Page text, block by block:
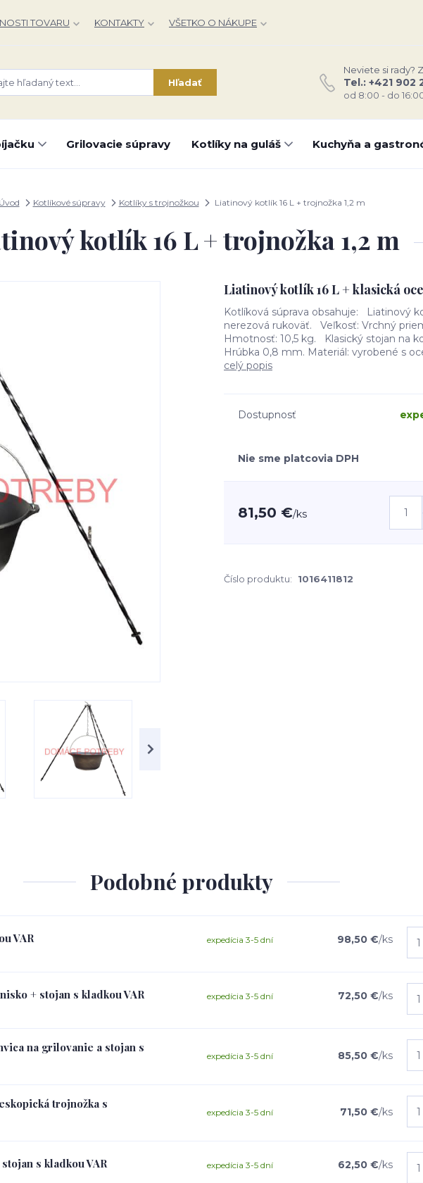
TOVARU KONTAKTY VŠETKO O NÁKUPE
Hľadať
Neviete si rady?
Tel.: +421 902
od 8:00 - do
Grilovacie súpravy Kotlíky na guláš Kuchyňa a
Úvod Kotlíkové súpravy Kotlíky s trojnožkou Liatinový kotlík 16 L + trojnožka 1,2 m
kotlík 16 L + trojnožka 1,2 m
Liatinový kotlík 16 L + klasická
Kotlíková súprava obsahuje: Liatinový
nerezová rukoväť. Veľkosť: Vrchný
Hmotnosť: 10,5 kg. Klasický stojan na
Hrúbka 0,8 mm. Materiál: vyrobené s
celý popis
Dostupnosť
Nie sme platcovia DPH
81,50 €/ks
Číslo produktu: 1016411812
Podobné produkty
VAR 98,50 €/ks
expedícia 3-5 dní
+ stojan s kladkou VAR 72,50 €/ks
expedícia 3-5 dní
na grilovanie a stojan s
85,50 €/ks
expedícia 3-5 dní
trojnožka s
71,50 €/ks
expedícia 3-5 dní
s kladkou VAR 62,50 €/ks
expedícia 3-5 dní